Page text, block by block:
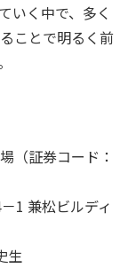
いく中で、多く
ことで明るく前
（証券コード：
1 兼松ビルディ
生